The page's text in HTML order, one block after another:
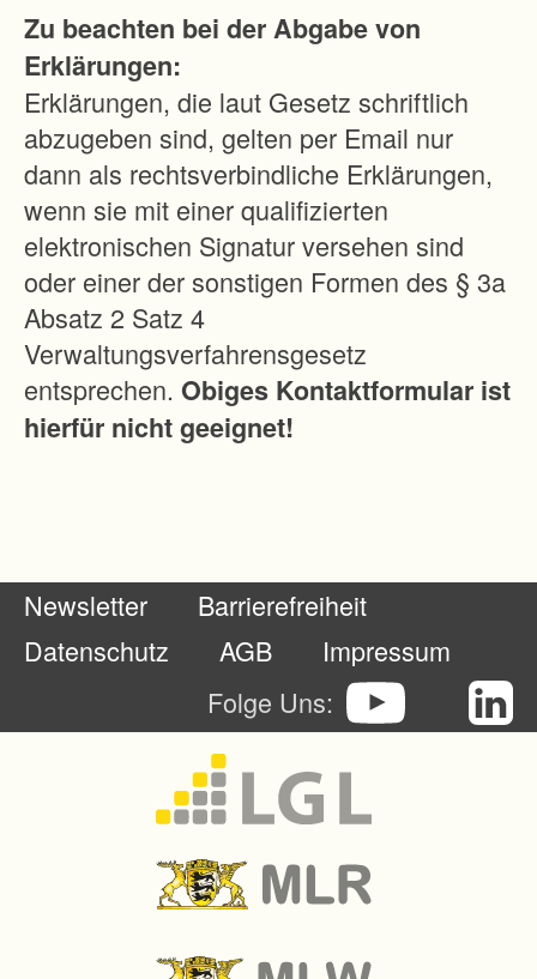
Zu beachten bei der Abgabe von
Erklärungen:
Erklärungen, die laut Gesetz schriftlich
abzugeben sind, gelten per Email nur
dann als rechtsverbindliche Erklärungen,
wenn sie mit einer qualifizierten
elektronischen Signatur versehen sind
oder einer der sonstigen Formen des § 3a
Absatz 2 Satz 4
Verwaltungsverfahrensgesetz
entsprechen. Obiges Kontaktformular ist
hierfür nicht geeignet!
Newsletter
Barrierefreiheit
Datenschutz
AGB
Impressum
Folge Uns: